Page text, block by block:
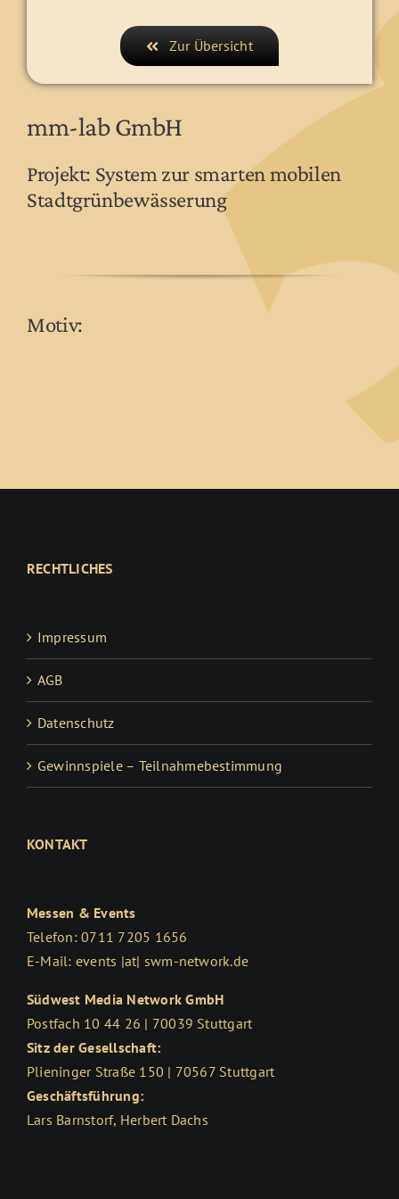
Zur Übersicht
mm-lab GmbH
Projekt: System zur smarten mobilen
Stadtgrünbewässerung
Motiv:
RECHTLICHES
Impressum
AGB
Datenschutz
Gewinnspiele – Teilnahmebestimmung
KONTAKT
Messen & Events
Telefon: 0711 7205 1656
E-Mail: events |at| swm-network.de
Südwest Media Network GmbH
Postfach 10 44 26 | 70039 Stuttgart
Sitz der Gesellschaft:
Plieninger Straße 150 | 70567 Stuttgart
Geschäftsführung:
Lars Barnstorf, Herbert Dachs